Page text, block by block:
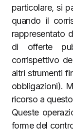
particolare, si
quando il
rappresentato
di offerte
corrispettivo
altri strumenti
obbligazioni).
ricorso a
Queste
forme del